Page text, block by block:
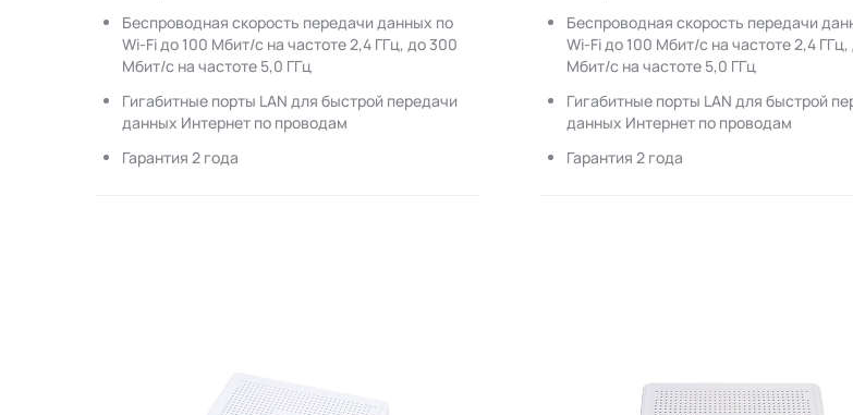
Беспроводная скорость передачи данных по
Wi-Fi до 100 Мбит/с на частоте 2,4 ГГц, до 300
Мбит/с на частоте 5,0 ГГц
Гигабитные порты LAN для быстрой передачи
данных Интернет по проводам
Гарантия 2 года
Беспроводная скорость передачи
Wi-Fi до 100 Мбит/с на частоте 2,4
Мбит/с на частоте 5,0 ГГц
Гигабитные порты LAN для быстрой
данных Интернет по проводам
Гарантия 2 года